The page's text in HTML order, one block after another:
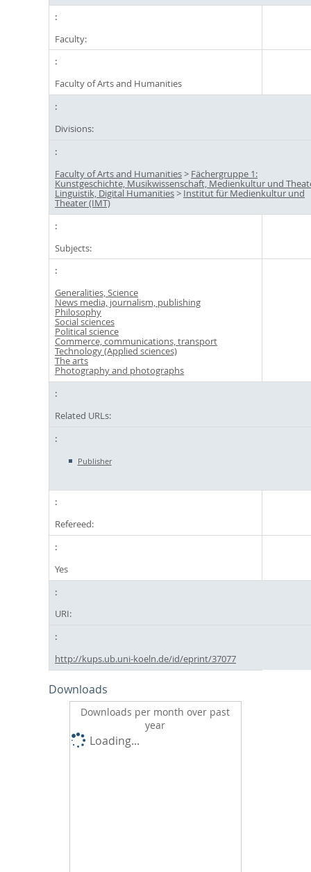
Faculty:
Faculty of Arts and Humanities
Divisions:
Faculty of Arts and Humanities> Fächergruppe 1:
Kunstgeschichte, Musikwissenschaft, Medienkultur und
Linguistik, Digital Humanities> Institut für Medienkultur und
Theater (IMT)
Subjects:
Generalities, Science
News media, journalism, publishing
Philosophy
Social sciences
Political science
Commerce, communications, transport
Technology (Applied sciences)
The arts
Photography and photographs
Related URLs:
Publisher
Refereed:
Yes
URI:
http://kups.ub.uni-koeln.de/id/eprint/37077
Downloads
Downloads per month over past
year
Loading...